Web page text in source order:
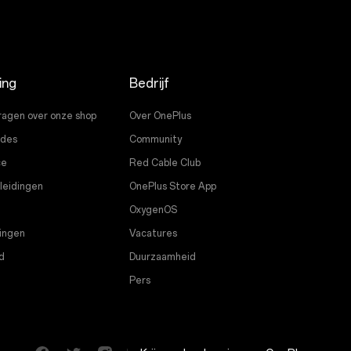
over onze shop
Bedrijf
Over OnePlus
Community
Red Cable Club
OnePlus Store App
OxygenOS
Vacatures
Duurzaamheid
Pers